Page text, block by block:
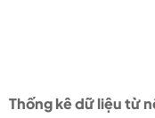
Thống kê dữ liệu từ